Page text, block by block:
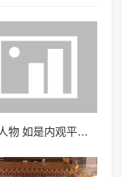
封面人物 如是内观平台：以科学实证，践行 “天下无医” 使命